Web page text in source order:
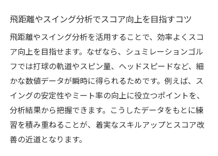
効率的な練習を可能にする機器の選び方
最新シミュレーションゴルフのメリットと
特徴
効果的なデータ活用でスキルアップを目指
す
短期間で上手くなるための練習ポイント
最新シュミレーションゴルフで変わる練習
スタイル
飛距離やスイング分析でスコア向上を目指すコツ
飛距離やスイング分析を活用することで、効率よくスコ
ア向上を目指せます。なぜなら、シュミレーションゴル
フでは打球の軌道やスピン量、ヘッドスピードなど、細
かな数値データが瞬時に得られるためです。例えば、ス
イングの安定性やミート率の向上に役立つポイントを、
分析結果から把握できます。こうしたデータをもとに練
習を積み重ねることが、着実なスキルアップとスコア改
善の近道となります。